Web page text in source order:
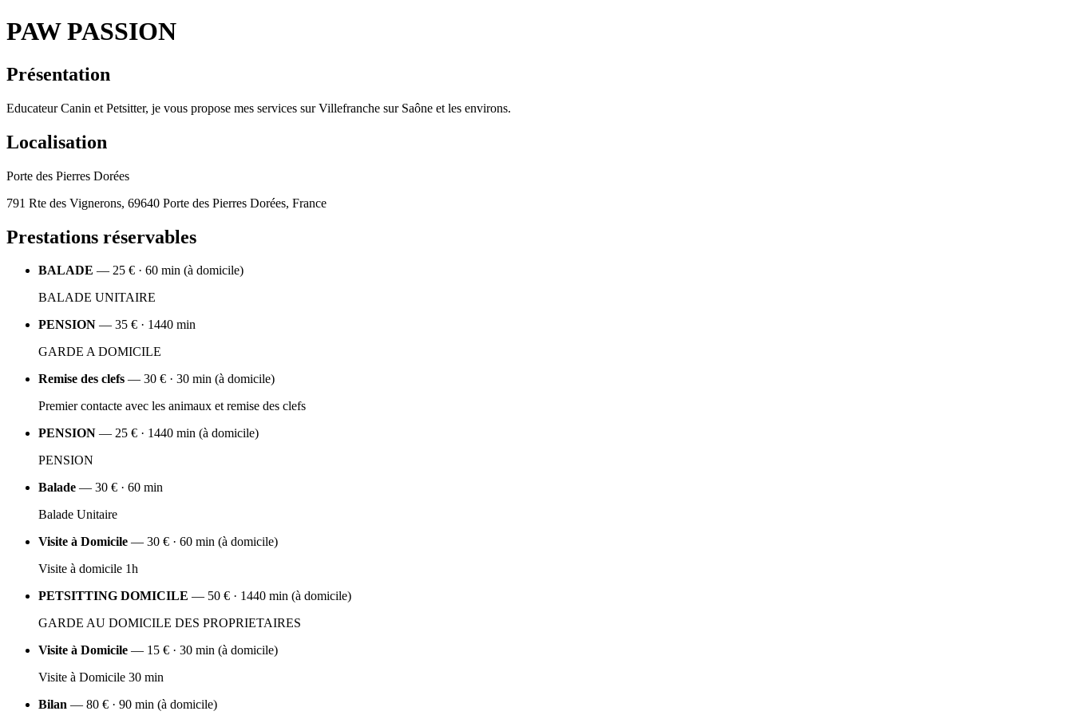
PAW PASSION
Présentation
Educateur Canin et Petsitter, je vous propose mes services sur Villefranche sur Saône et les environs.
Localisation
Porte des Pierres Dorées
791 Rte des Vignerons, 69640 Porte des Pierres Dorées, France
Prestations réservables
BALADE — 25 € · 60 min (à domicile)
BALADE UNITAIRE
PENSION — 35 € · 1440 min
GARDE A DOMICILE
Remise des clefs — 30 € · 30 min (à domicile)
Premier contacte avec les animaux et remise des clefs
PENSION — 25 € · 1440 min (à domicile)
PENSION
Balade — 30 € · 60 min
Balade Unitaire
Visite à Domicile — 30 € · 60 min (à domicile)
Visite à domicile 1h
PETSITTING DOMICILE — 50 € · 1440 min (à domicile)
GARDE AU DOMICILE DES PROPRIETAIRES
Visite à Domicile — 15 € · 30 min (à domicile)
Visite à Domicile 30 min
Bilan — 80 € · 90 min (à domicile)